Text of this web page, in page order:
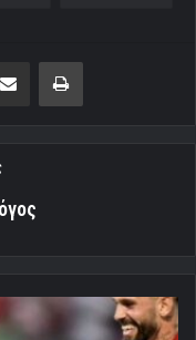
Κοινοποίηση μέσω ηλεκτρονικού ταχυδρομείουΕκτύπωση